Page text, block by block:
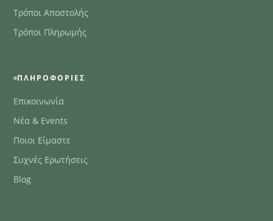
Τρόποι Αποστολής
Τρόποι Πληρωμής
ΠΛΗΡΟΦΟΡΊΕΣ
Επικοινωνία
Νέα & Events
Ποιοι Είμαστε
Συχνές Ερωτήσεις
Blog